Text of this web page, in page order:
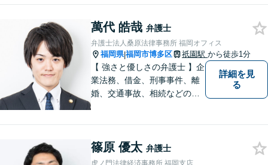
りうかがい、円滑な解決のた
めに「スピード感」を大事に
しております。
萬代 皓哉 弁護士
弁護士法人桑原法律事務所 福岡オフィス
福岡県|福岡市博多区 祇園駅 から徒歩1分
【 強さと優しさの弁護士 】企
業法務、借金、刑事事件、離
婚、交通事故、相続などのご
なリーガルサービスを提供い
たします。
詳細を見
る
篠原 優太 弁護士
虎ノ門法律経済事務所 福岡支店